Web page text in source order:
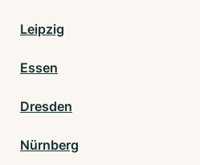
Leipzig
Essen
Dresden
Nürnberg